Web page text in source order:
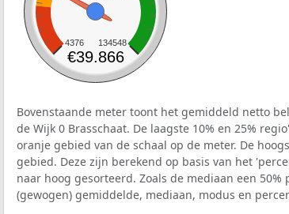
4376 134548
€39.866
Bovenstaande meter toont het gemiddeld netto
de Wijk 0 Brasschaat. De laagste 10% en 25%
oranje gebied van de schaal op de meter. De
gebied. Deze zijn berekend op basis van het
naar hoog gesorteerd. Zoals de mediaan een 50%
(gewogen) gemiddelde, mediaan, modus en